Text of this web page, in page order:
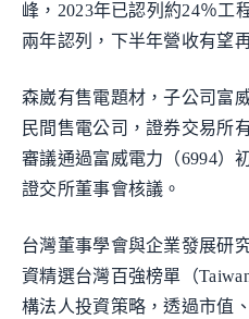
峰，2023年已認列約24％工
兩年認列，下半年營收有望
森崴有售電題材，子公司富
民間售電公司，證券交易所
審議通過富威電力（6994）
證交所董事會核議。
台灣董事學會與企業發展研
資精選台灣百強榜單（
構法人投資策略，透過市值